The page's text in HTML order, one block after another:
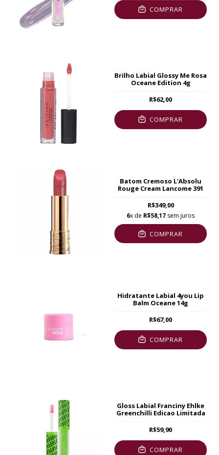
COMPRAR
Brilho Labial Glossy Me Rosa
Oceane Edition 4g
R$62,00
COMPRAR
Batom Cremoso L'Absolu
Rouge Cream Lancome 391
R$349,00
6x de R$58,17 sem juros
COMPRAR
Hidratante Labial 4you Lip
Balm Oceane 14g
R$67,00
COMPRAR
Gloss Labial Franciny Ehlke
Greenchilli Edicao Limitada
R$59,90
COMPRAR